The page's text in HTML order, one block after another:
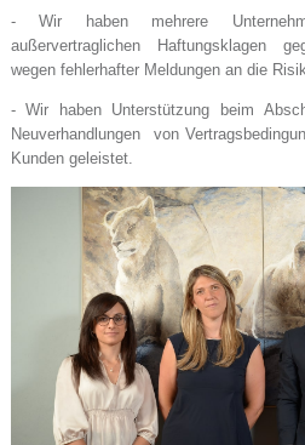
- Wir haben mehrere
außervertraglichen Haftungsklagen
wegen fehlerhafter Meldungen an die
- Wir haben Unterstützung beim
Neuverhandlungen von
Kunden geleistet.